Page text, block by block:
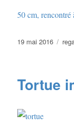
50 cm,
Publié
19 mai 2016
Tortue